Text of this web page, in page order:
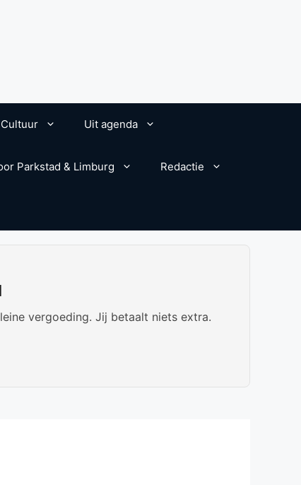
Cultuur Uit agenda
Parkstad & Limburg Redactie
vergoeding. Jij betaalt niets extra.